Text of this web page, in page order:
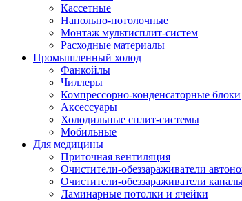
Кассетные
Напольно-потолочные
Монтаж мультисплит-систем
Расходные материалы
Промышленный холод
Фанкойлы
Чиллеры
Компрессорно-конденсаторные блоки
Аксессуары
Холодильные сплит-системы
Мобильные
Для медицины
Приточная вентиляция
Очистители-обеззараживатели
Очистители-обеззараживатели
Ламинарные потолки и ячейки